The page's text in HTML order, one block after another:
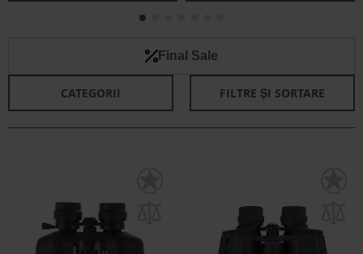
Final Sale
CATEGORII FILTRE ȘI SORTARE